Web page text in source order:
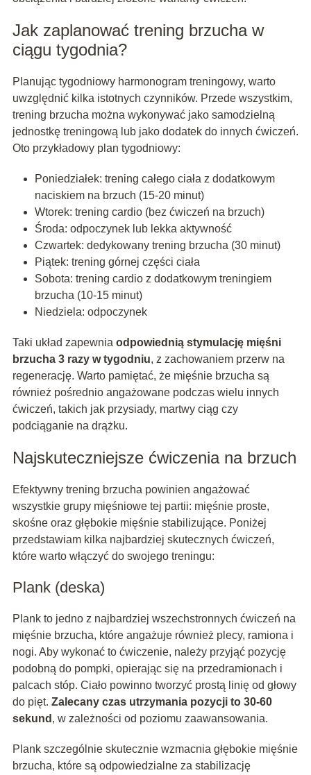
Jak zaplanować trening brzucha w
ciągu tygodnia?
Planując tygodniowy harmonogram treningowy, warto
uwzględnić kilka istotnych czynników. Przede wszystkim,
trening brzucha można wykonywać jako samodzielną
jednostkę treningową lub jako dodatek do innych ćwiczeń.
Oto przykładowy plan tygodniowy:
Poniedziałek: trening całego ciała z dodatkowym
naciskiem na brzuch (15-20 minut)
Wtorek: trening cardio (bez ćwiczeń na brzuch)
Środa: odpoczynek lub lekka aktywność
Czwartek: dedykowany trening brzucha (30 minut)
Piątek: trening górnej części ciała
Sobota: trening cardio z dodatkowym treningiem
brzucha (10-15 minut)
Niedziela: odpoczynek
Taki układ zapewnia odpowiednią stymulację mięśni
brzucha 3 razy w tygodniu, z zachowaniem przerw na
regenerację. Warto pamiętać, że mięśnie brzucha są
również pośrednio angażowane podczas wielu innych
ćwiczeń, takich jak przysiady, martwy ciąg czy
podciąganie na drążku.
Najskuteczniejsze ćwiczenia na brzuch
Efektywny trening brzucha powinien angażować
wszystkie grupy mięśniowe tej partii: mięśnie proste,
skośne oraz głębokie mięśnie stabilizujące. Poniżej
przedstawiam kilka najbardziej skutecznych ćwiczeń,
które warto włączyć do swojego treningu:
Plank (deska)
Plank to jedno z najbardziej wszechstronnych ćwiczeń na
mięśnie brzucha, które angażuje również plecy, ramiona i
nogi. Aby wykonać to ćwiczenie, należy przyjąć pozycję
podobną do pompki, opierając się na przedramionach i
palcach stóp. Ciało powinno tworzyć prostą linię od głowy
do pięt. Zalecany czas utrzymania pozycji to 30-60
sekund , w zależności od poziomu zaawansowania.
Plank szczególnie skutecznie wzmacnia głębokie mięśnie
brzucha, które są odpowiedzialne za stabilizację